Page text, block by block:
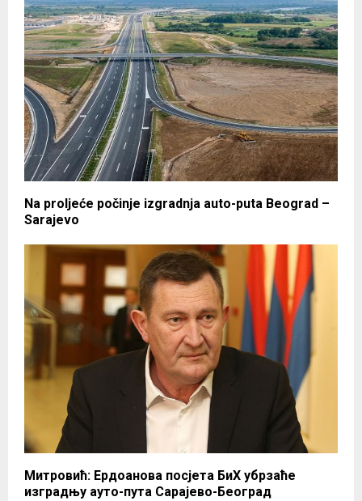
Na proljeće počinje izgradnja auto-puta Beograd –
Sarajevo
Митровић: Ердоанова посјета БиХ убрзаће
изградњу ауто-пута Сарајево-Београд